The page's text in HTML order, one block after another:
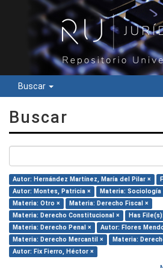
Buscar
Buscar
Autor: Hernández Martínez, María del Pilar ×
Autor: Montes, Patricia ×
Materia: Sociología
Materia: Otro ×
Materia: Derecho Fiscal ×
Materia: Derecho Constitucional ×
Has
Materia: Derecho Penal ×
Autor: Flores
Materia: Derecho Mercantil ×
Materia:
Autor: Fix Fierro, Héctor ×